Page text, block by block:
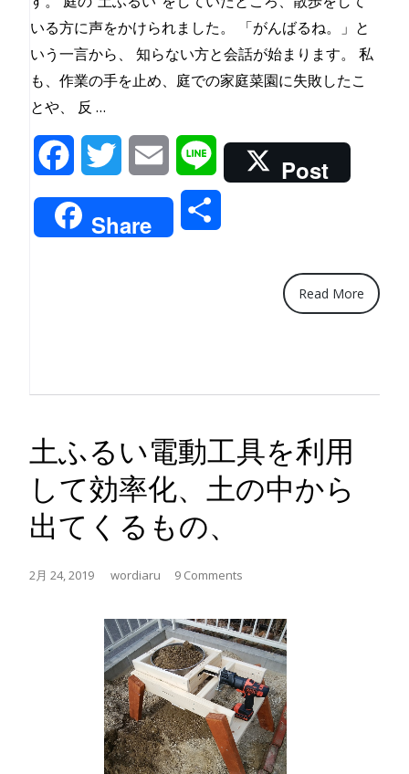
いる方に声をかけられました。 「がんばるね。」と
いう一言から、 知らない方と会話が始まります。 私
も、作業の手を止め、庭での家庭菜園に失敗したこ
とや、 反 …
で”土
ふ
し
ろ、”
FacebookTwitter Email Line
Post
Share
Read More
土ふるい電動工具を利用
して効率化、土の中から
出てくるもの、
2月 24, 2019 wordiaru 9 Comments